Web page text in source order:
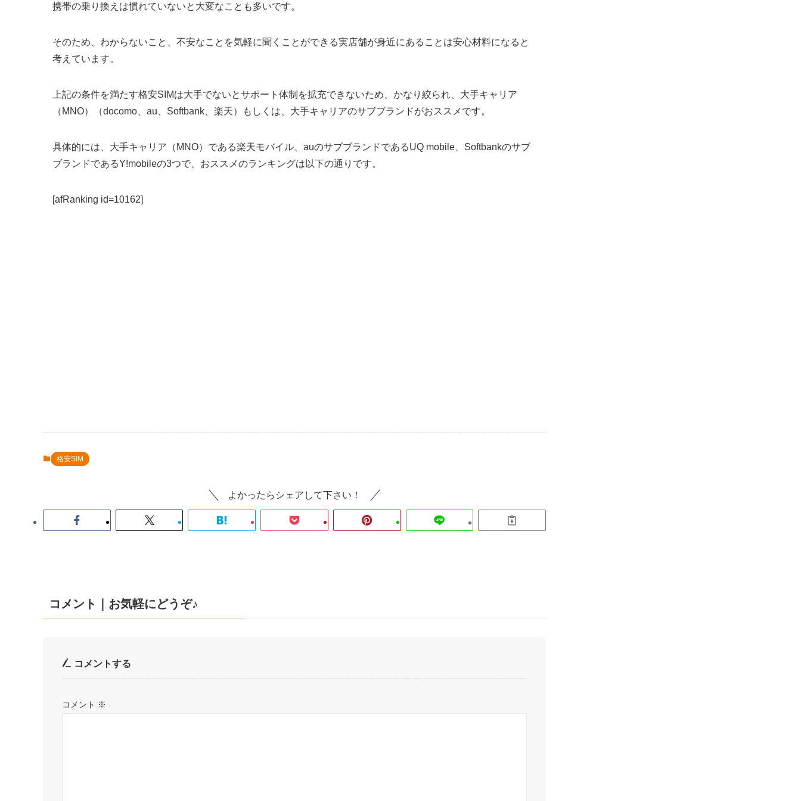
携帯の乗り換えは慣れていないと大変なことも多いです。
そのため、わからないこと、不安なことを気軽に聞くことができる実店舗が身近にあることは安心材料になると
考えています。
上記の条件を満たす格安SIMは大手でないとサポート体制を拡充できないため、かなり絞られ、大手キャリア
（MNO）（docomo、au、Softbank、楽天）もしくは、大手キャリアのサブブランドがおススメです。
具体的には、大手キャリア（MNO）である楽天モバイル、auのサブブランドであるUQ mobile、Softbankのサブ
ブランドであるY!mobileの3つで、おススメのランキングは以下の通りです。
[afRanking id=10162]
格安SIM
よかったらシェアして下さい！
コメント｜お気軽にどうぞ♪
コメントする
コメント ※